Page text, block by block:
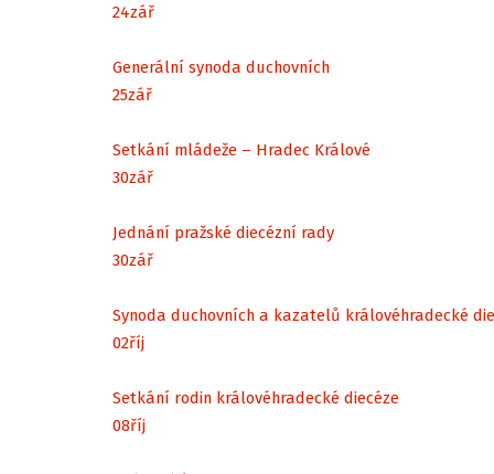
24zář
Generální synoda duchovních
25zář
Setkání mládeže – Hradec Králové
30zář
Jednání pražské diecézní rady
30zář
Synoda duchovních a kazatelů královéhradecké
02říj
Setkání rodin královéhradecké diecéze
08říj